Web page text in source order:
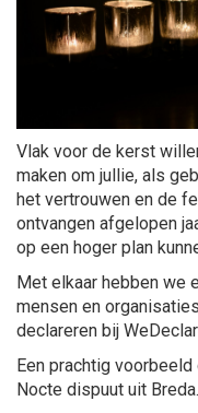
Vlak voor de kerst
maken om jullie, als
het vertrouwen en de
ontvangen afgelopen
op een hoger plan
Met elkaar hebben we
mensen en
declareren bij
Een prachtig
Nocte dispuut uit Breda.